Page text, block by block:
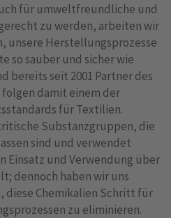
für umweltfreundliche und
zu werden, arbeiten wir
unsere Herstellungsprozesse
so sauber und sicher wie
bereits seit 2001 Partner des
folgen damit einem der
für Textilien.
Substanzgruppen, die
sind und verwendet
Einsatz und Verwendung über
dennoch haben wir uns
Chemikalien Schritt für
zu eliminieren.